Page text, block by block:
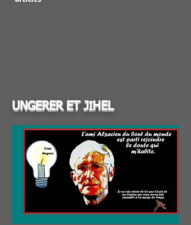
UNGERER ET JIHEL